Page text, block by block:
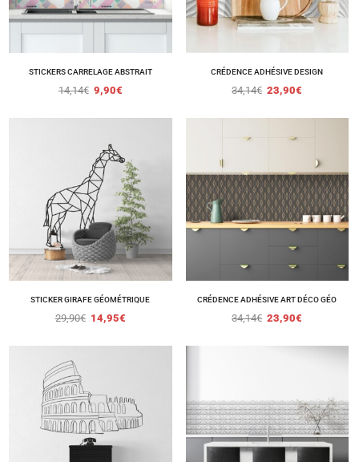
STICKERS CARRELAGE ABSTRAIT
14,14€ 9,90€
CRÉDENCE ADHÉSIVE DESIGN
34,14€ 23,90€
STICKER GIRAFE GÉOMÉTRIQUE
29,90€ 14,95€
CRÉDENCE ADHÉSIVE ART DÉCO GÉO
34,14€ 23,90€